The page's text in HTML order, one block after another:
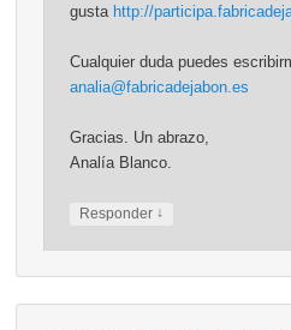
gusta http://
Cualquier duda puedes
analia@fabricadejabon.es
Gracias. Un abrazo,
Analía Blanco.
Responder ↓